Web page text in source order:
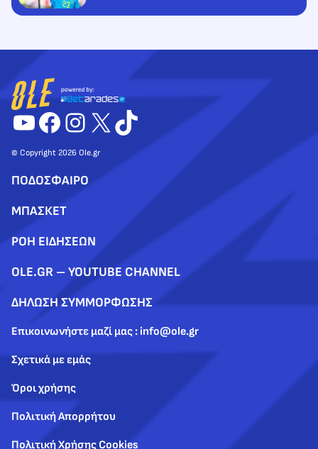
YouTube
Facebook
Instagram
X TikTok
© Copyright 2026 Ole.gr
ΠΟΔΟΣΦΑΙΡΟ
ΜΠΑΣΚΕΤ
ΡΟΗ ΕΙΔΗΣΕΩΝ
OLE.GR – YOUTUBE CHANNEL
ΔΗΛΩΣΗ ΣΥΜΜΟΡΦΩΣΗΣ
Επικοινωνήστε μαζί μας : info@ole.gr
Σχετικά με εμάς
Όροι χρήσης
Πολιτική Απορρήτου
Πολιτική Χρήσης Cookies